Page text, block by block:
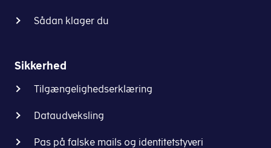
Sådan klager du
Sikkerhed
Tilgængelighedserklæring
Dataudveksling
Pas på falske mails og identitetstyveri